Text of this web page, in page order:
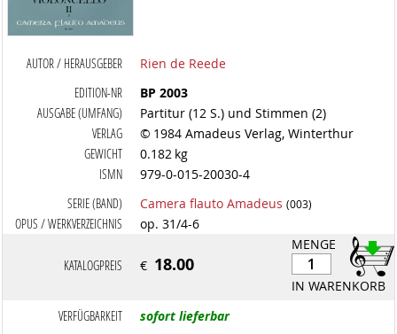
AUTOR / HERAUSGEBER
Rien de Reede
EDITION-NR
BP 2003
AUSGABE (UMFANG)
Partitur (12 S.) und Stimmen (2)
VERLAG
© 1984 Amadeus Verlag, Winterthur
GEWICHT
0.182 kg
ISMN
979-0-015-20030-4
SERIE (BAND)
Camera flauto Amadeus (003)
OPUS / WERKVERZEICHNIS
op. 31/4-6
MENGE
IN WARENKORB
KATALOGPREIS € 18.00
VERFÜGBARKEIT
sofort lieferbar